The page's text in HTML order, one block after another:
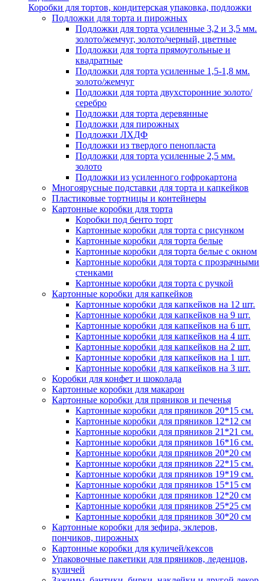
Коробки для тортов, кондитерская упаковка, подложки
Подложки для торта и пирожных
Подложки для торта усиленные 3,2 и 3,5 мм.
золото/жемчуг, золото/черный, цветные
Подложки для торта прямоугольные и
квадратные
Подложки для торта усиленные 1,5-1,8 мм.
золото/жемчуг
Подложки для торта двухсторонние золото/
серебро
Подложки для торта деревянные
Подложки для пирожных
Подложки ЛХДФ
Подложки из твердого пенопласта
Подложки для торта усиленные 2,5 мм.
золото
Подложки из усиленного гофрокартона
Многоярусные подставки для торта и капкейков
Пластиковые тортницы и контейнеры
Картонные коробки для торта
Коробки под бенто торт
Картонные коробки для торта с рисунком
Картонные коробки для торта белые
Картонные коробки для торта белые с окном
Картонные коробки для торта с прозрачными
стенками
Картонные коробки для торта с ручкой
Картонные коробки для капкейков
Картонные коробки для капкейков на 12 шт.
Картонные коробки для капкейков на 9 шт.
Картонные коробки для капкейков на 6 шт.
Картонные коробки для капкейков на 4 шт.
Картонные коробки для капкейков на 2 шт.
Картонные коробки для капкейков на 1 шт.
Картонные коробки для капкейков на 3 шт.
Коробки для конфет и шоколада
Картонные коробки для макарон
Картонные коробки для пряников и печенья
Картонные коробки для пряников 20*15 см.
Картонные коробки для пряников 12*12 см
Картонные коробки для пряников 21*21 см.
Картонные коробки для пряников 16*16 см.
Картонные коробки для пряников 20*20 см
Картонные коробки для пряников 22*15 см.
Картонные коробки для пряников 19*19 см.
Картонные коробки для пряников 15*15 см
Картонные коробки для пряников 12*20 см
Картонные коробки для пряников 25*25 см
Картонные коробки для пряников 30*20 см
Картонные коробки для зефира, эклеров,
пончиков, пирожных
Картонные коробки для куличей/кексов
Упаковочные пакетики для пряников, леденцов,
куличей